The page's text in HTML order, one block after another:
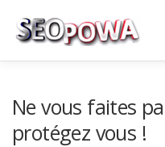
Ne vous faites
protégez vous !